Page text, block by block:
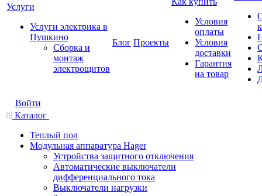
Услуги
Услуги электрика в
Пушкино
Сборка и
монтаж
электрощитов
Блог Проекты
Условия
оплаты
Условия
доставки
Гарантия
на товар
Войти
Каталог
Теплый пол
Модульная аппаратура Hager
Устройства защитного отключения
Автоматические выключатели
дифференциального тока
Выключатели нагрузки